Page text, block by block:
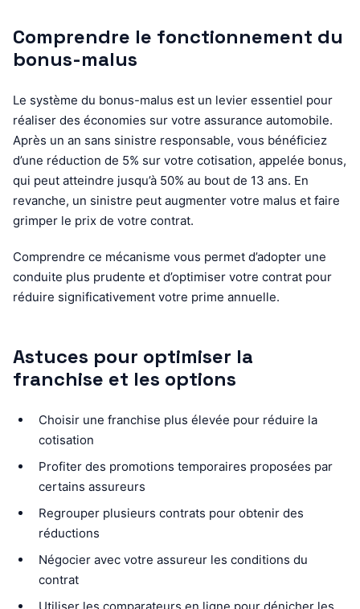
Comprendre le fonctionnement du
bonus-malus
Le système du bonus-malus est un levier essentiel pour
réaliser des économies sur votre assurance automobile.
Après un an sans sinistre responsable, vous bénéficiez
d’une réduction de 5% sur votre cotisation, appelée bonus,
qui peut atteindre jusqu’à 50% au bout de 13 ans. En
revanche, un sinistre peut augmenter votre malus et faire
grimper le prix de votre contrat.
Comprendre ce mécanisme vous permet d’adopter une
conduite plus prudente et d’optimiser votre contrat pour
réduire significativement votre prime annuelle.
Astuces pour optimiser la
franchise et les options
Choisir une franchise plus élevée pour réduire la
cotisation
Profiter des promotions temporaires proposées par
certains assureurs
Regrouper plusieurs contrats pour obtenir des
réductions
Négocier avec votre assureur les conditions du
contrat